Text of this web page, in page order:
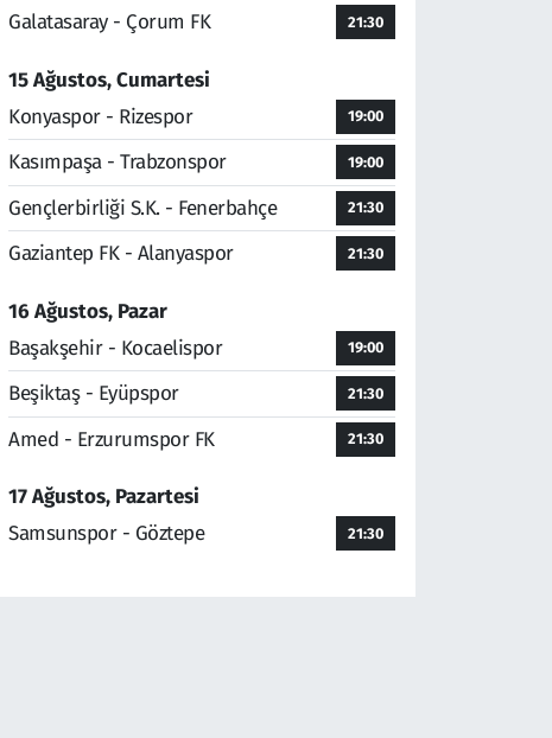
Galatasaray - Çorum FK
21:30
15 Ağustos, Cumartesi
Konyaspor - Rizespor
19:00
Kasımpaşa - Trabzonspor 19:00
Gençlerbirliği S.K. - Fenerbahçe 21:30
Gaziantep FK - Alanyaspor 21:30
16 Ağustos, Pazar
Başakşehir - Kocaelispor
19:00
Beşiktaş - Eyüpspor 21:30
Amed - Erzurumspor FK 21:30
17 Ağustos, Pazartesi
Samsunspor - Göztepe
21:30